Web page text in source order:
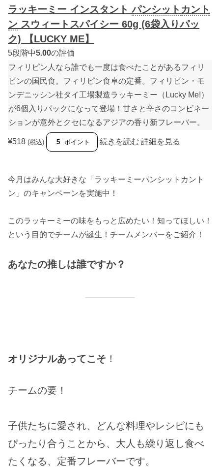
ク
)
【
L
M
E
】
個
タ
ン
ト
パ
カ
ン
ト
ン
チ
リ
ン
ー
6
6
入
ッ
ク
C
E
ラッキーミー インスタントパンシット カント
ン スウィートスパイシー 60g (6袋入りパッ
ク) 【LUCKY ME】
5段階中5.00の評価
フィリピン人なら誰でも一度は食べたことがあるフィリ
ピンの国民食。フィリピン食卓の定番。フィリピン・モ
ンデニッシン社タイ工場製造ラッキーミー（Lucky Me!）
が6個入りパックになって登場！甘さと辛さのコンビネー
ションが意外とクセになるアジアの香り新フレーバー。
¥518 (税込) 5 ポイント 続きを読む 詳細を見る
今月はみんな大好きな「ラッキーミーパンシットカント
ン」のキャンペーンを実施中！
このラッキーミーの味をもっと広めたい！知ってほしい！
という目的でチームが誕生！チームメンバーをご紹介！
あなたの推しは誰ですか？
オリジナルあってこそ ！
チームの要！
子供たちに愛され、どんな料理やレシピにも
ぴったり合うことから、大人も繰り返し食べ
たくなる、定番フレーバーです。